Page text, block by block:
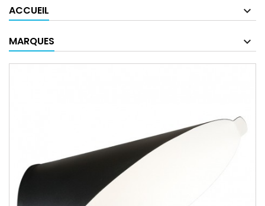
ACCUEIL
MARQUES